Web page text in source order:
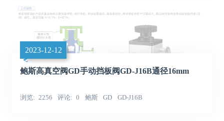
2023-12-12
鲍斯高真空阀GD手动挡板阀GD-J16B通径16mm
浏览 2256 评论 0 鲍斯 GD GD-J16B